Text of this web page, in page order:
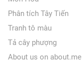
Phân tích Tây Tiến
Tranh tô màu
Tả cây phượng
About us on about.me